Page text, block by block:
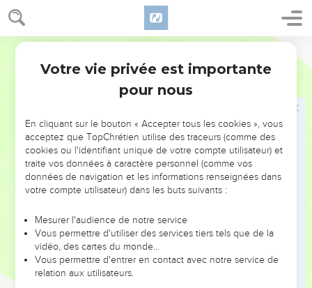
1 Samuel 13
Et Saül et Jonathan, son fils, et le peuple qui se trouvait
avec eux, demeuraient à Guéba de Benjamin, et les Philistins
campaient à Micmash.
Et les ravageurs sortirent du camp des Philistins en trois
corps : un corps prit le chemin d'Ophra, vers le pays de
et un corps prit le chemin de Beth-Horon, et un corps prit
le chemin de la frontière qui regarde la vallée de Tseboïm,
vers le désert.
Et il ne se trouvait pas de forgeron dans tout le pays
d'Israël ; car les Philistins avaient dit : Que les Hébreux ne
Et tout Israël descendait vers les Philistins pour aiguiser
chacun son soc, et sa houe, et sa hache, et sa faucille,
lorsque le tranchant des faucilles et des houes et des
tridents et des haches étaient émoussé, et pour redresser un
Votre vie privée est importante
pour nous
En cliquant sur le bouton « Accepter tous les cookies », vous
acceptez que TopChrétien utilise des traceurs (comme des
cookies ou l'identifiant unique de votre compte utilisateur) et
traite vos données à caractère personnel (comme vos
données de navigation et les informations renseignées dans
votre compte utilisateur) dans les buts suivants :
Mesurer l'audience de notre service
Vous permettre d'utiliser des services tiers tels que de la
vidéo, des cartes du monde…
Vous permettre d'entrer en contact avec notre service de
relation aux utilisateurs.